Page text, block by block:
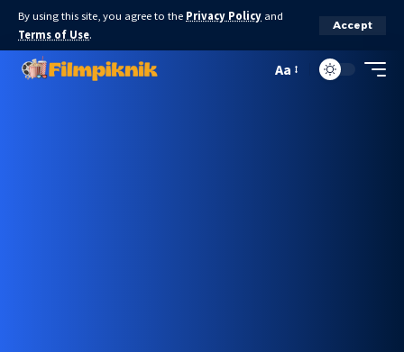
By using this site, you agree to the Privacy Policy and
Terms of Use.
Accept
Aa